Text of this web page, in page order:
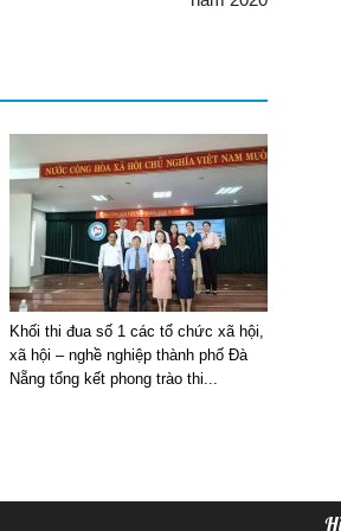
Khối thi đua số 1 các tổ chức xã hội,
xã hội – nghề nghiệp thành phố Đà
Nẵng tổng kết phong trào thi...